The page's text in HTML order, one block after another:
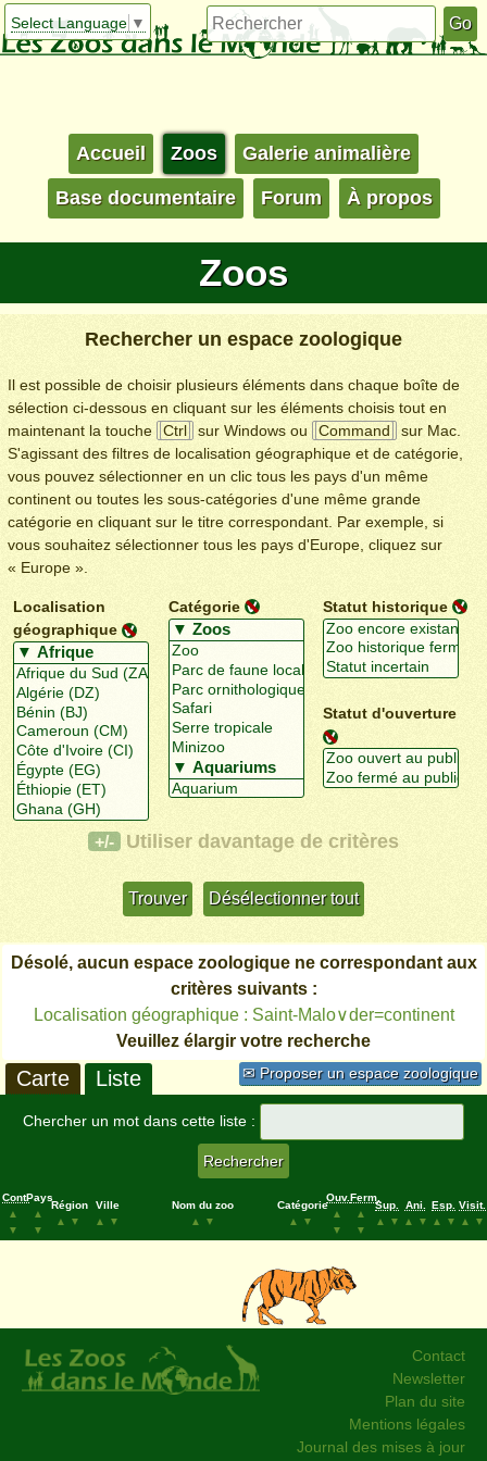
Select Language ▼
Accueil Zoos Galerie animalière
Base documentaire Forum À propos
Zoos
Rechercher un espace zoologique
Il est possible de choisir plusieurs éléments dans chaque boîte de
sélection ci-dessous en cliquant sur les éléments choisis tout en
maintenant la touche
Ctrl sur Windows ou Command
sur Mac.
S'agissant des filtres de localisation géographique et de catégorie,
vous pouvez sélectionner en un clic tous les pays d'un même
continent ou toutes les sous-catégories d'une même grande
catégorie en cliquant sur le titre correspondant. Par exemple, si
vous souhaitez sélectionner tous les pays d'Europe, cliquez sur
« Europe ».
Localisation
géographique
Catégorie Statut historique
Statut d'ouverture
+/- Utiliser davantage de critères
Désolé, aucun espace zoologique ne correspondant aux
critères suivants :
Localisation géographique : Saint-Malo∨der=continent
Veuillez élargir votre recherche
✉ Proposer un espace zoologique
Carte Liste
Chercher un mot dans cette liste :
Cont.
▲
▼
Pays
▲
▼
Région
▲
▼
Ville
▲
▼
Nom du zoo
▲
▼
Catégorie
▲
▼
Ouv.
▲
▼
Ferm.
▲
▼
Sup.
▲
▼
Ani.
▲
▼
Esp.
▲
▼
Visit.
▲
▼
Contact
Newsletter
Plan du site
Mentions légales
Journal des mises à jour